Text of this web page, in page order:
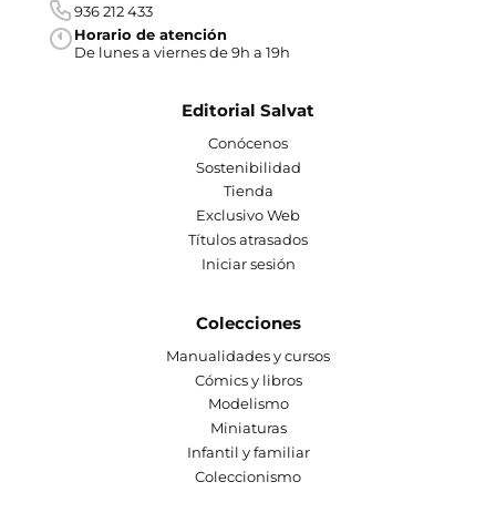
936 212 433
Horario de atención
De lunes a viernes de 9h a 19h
Editorial Salvat
Conócenos
Sostenibilidad
Tienda
Exclusivo Web
Títulos atrasados
Iniciar sesión
Colecciones
Manualidades y cursos
Cómics y libros
Modelismo
Miniaturas
Infantil y familiar
Coleccionismo